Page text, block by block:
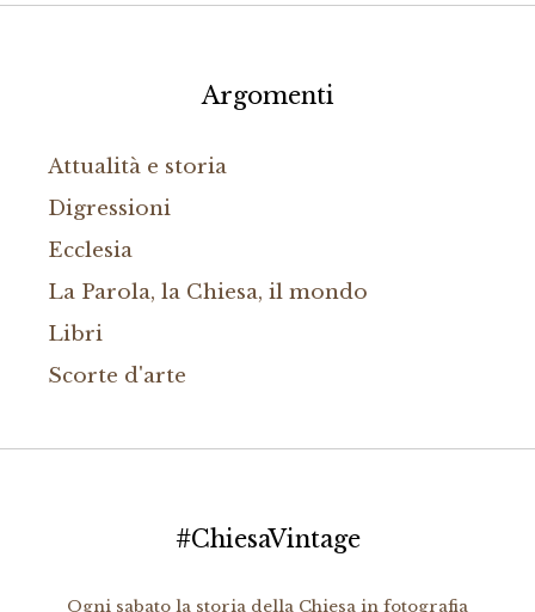
Argomenti
Attualità e storia
Digressioni
Ecclesia
La Parola, la Chiesa, il mondo
Libri
Scorte d'arte
#ChiesaVintage
Ogni sabato la storia della Chiesa in fotografia